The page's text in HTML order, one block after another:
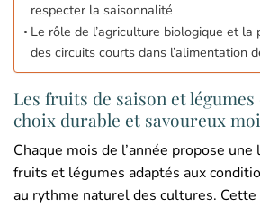
respecter la saisonnalité
Le rôle de l’agriculture biologique et la
des circuits courts dans l’alimentation
Les fruits de saison et légumes
choix durable et savoureux
Chaque mois de l’année propose
fruits et légumes adaptés aux
au rythme naturel des cultures.